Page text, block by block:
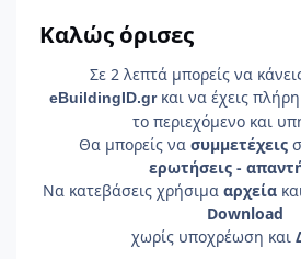
Καλώς όρισες
Σε 2 λεπτά μπορείς να
eBuildingID.gr και να έχεις
το περιεχόμενο και
Θα μπορείς να συμμετέχεις
ερωτήσεις -
Να κατεβάσεις χρήσιμα αρχείακαι
Download
χωρίς υποχρέωση και